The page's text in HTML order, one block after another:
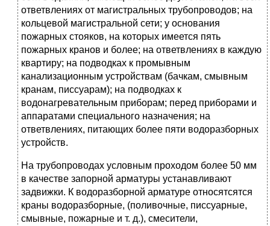
ответвлениях от магистральных трубопроводов; на
кольцевой магистральной сети; у основания
пожарных стояков, на которых имеется пять
пожарных кранов и более; на ответвлениях в каждую
квартиру; на подводках к промывным
канализационным устройствам (бачкам, смывным
кранам, писсуарам); на подводках к
водонагревательным приборам; перед приборами и
аппаратами специального назначения; на
ответвлениях, питающих более пяти водоразборных
устройств.
На трубопроводах условным проходом более 50 мм
в качестве запорной арматуры устанавливают
задвижки. К водоразборной арматуре относятсятся
краны водоразборные, (поливочные, писсуарные,
смывные, пожарные и т. д.), смесители,